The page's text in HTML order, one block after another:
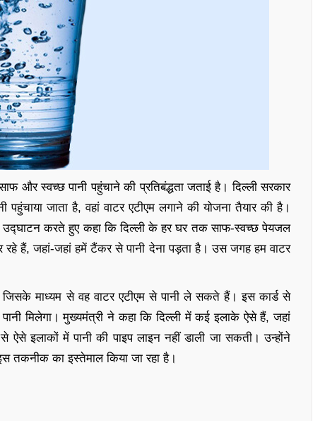
और स्वच्छ पानी पहुंचाने की प्रतिबंद्धता जताई है। दिल्ली सरकार
जाता है, वहां वाटर एटीएम लगाने की योजना तैयार की है।
उद्घाटन करते हुए कहा कि दिल्ली के हर घर तक साफ-स्वच्छ पेयजल
रहे हैं, जहां-जहां हमें टैंकर से पानी देना पड़ता है। उस जगह हम वाटर
जिसके माध्यम से वह वाटर एटीएम से पानी ले सकते हैं। इस कार्ड से
मिलेगा। मुख्यमंत्री ने कहा कि दिल्ली में कई इलाके ऐसे हैं, जहां
इलाकों में पानी की पाइप लाइन नहीं डाली जा सकती। उन्होंने
तकनीक का इस्तेमाल किया जा रहा है।